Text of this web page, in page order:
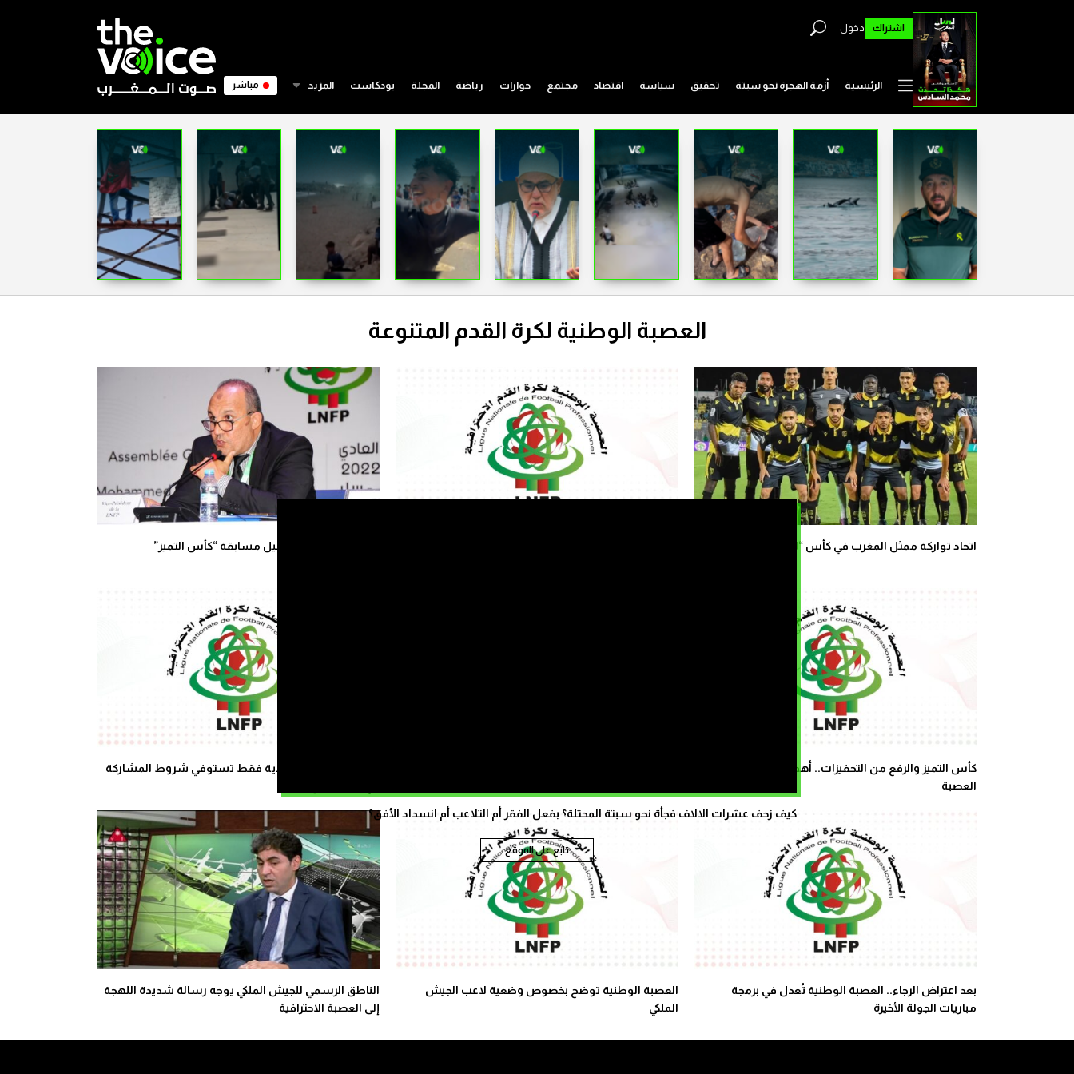
اشتراك دخول
الرئيسية أزمة الهجرة نحو سبتة تحقيق سياسة اقتصاد مجتمع حوارات رياضة المجلة بودكاست المزيد مباشر
كيف زحف عشرات الالاف فجأة نحو سبتة المحتلة؟ بفعل الفقر أم التلاعب أم انسداد الأفق؟
تابع على الموقع
العصبة الوطنية لكرة القدم المتنوعة
اتحاد تواركة ممثل المغرب في كأس “الكاف” بلقشور يكشف تفاصيل مسابقة “كأس التميز”
العصبة
العصبة الوطنية: 4 أندية فقط تستوفي شروط المشاركة
بعد اعتراض الرجاء.. العصبة الوطنية تُعدل في برمجة
مباريات الجولة الأخيرة
العصبة الوطنية توضح بخصوص وضعية لاعب الجيش
الملكي
الناطق الرسمي للجيش الملكي يوجه رسالة شديدة اللهجة
إلى العصبة الاحترافية